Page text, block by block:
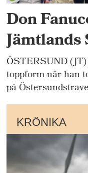
Don
ÖSTERSUND
toppform när han
på
KRÖNIKA